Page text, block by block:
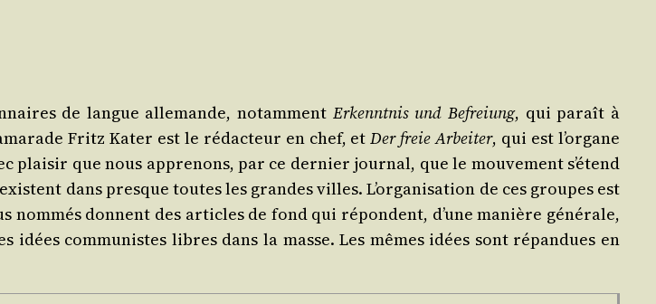
de langue alle­mande, notam­ment Erkennt­nis und Befreiung, qui paraît à
Fritz Kater est le rédac­teur en chef, etDer freie Arbei­ter, qui est l’organe
plai­sir que nous appre­nons, par ce der­nier jour­nal, que le mou­ve­ment s’étend
dans presque toutes les grandes villes. L’organisation de ces groupes est
nom­més donnent des articles de fond qui répondent, d’une manière géné­rale,
com­mu­nistes libres dans la masse. Les mêmes idées sont répan­dues en